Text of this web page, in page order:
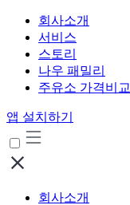
회사소개
서비스
스토리
나우 패밀리
주유소 가격비교
앱 설치하기
회사소개